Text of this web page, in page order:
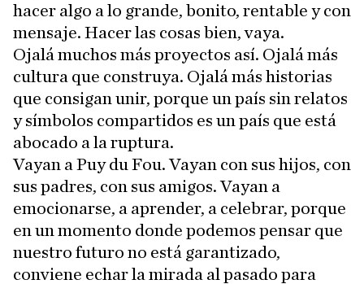
hacer algo a lo grande, bonito, rentable y con
mensaje. Hacer las cosas bien, vaya.
Ojalá muchos más proyectos así. Ojalá más
cultura que construya. Ojalá más historias
que consigan unir, porque un país sin relatos
y símbolos compartidos es un país que está
abocado a la ruptura.
Vayan a Puy du Fou. Vayan con sus hijos, con
sus padres, con sus amigos. Vayan a
emocionarse, a aprender, a celebrar, porque
en un momento donde podemos pensar que
nuestro futuro no está garantizado,
conviene echar la mirada al pasado para